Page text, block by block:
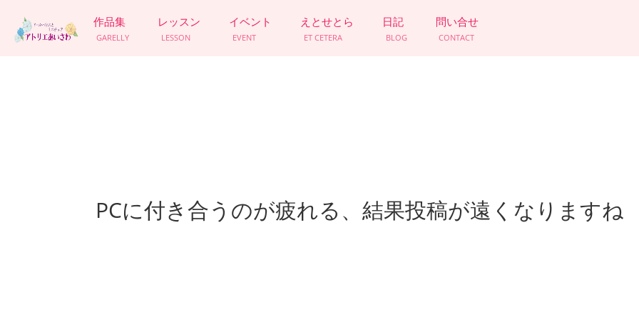
作品集
GARELLY
レッスン
LESSON
イベント
EVENT
えとせとら
ET CETERA
日記
BLOG
問い合せ
CONTACT
PCに付き合うのが疲れる、結果投稿が遠くなりますね